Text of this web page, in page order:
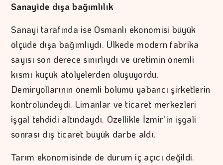
Sanayide dışa bağımlılık
Sanayi tarafında ise Osmanlı ekonomisi büyük
ölçüde dışa bağımlıydı. Ülkede modern fabrika
sayısı son derece sınırlıydı ve üretimin önemli
kısmı küçük atölyelerden oluşuyordu.
Demiryollarının önemli bölümü yabancı şirketlerin
kontrolündeydi. Limanlar ve ticaret merkezleri
işgal tehdidi altındaydı. Özellikle İzmir’in işgali
sonrası dış ticaret büyük darbe aldı.
Tarım ekonomisinde de durum iç açıcı değildi.